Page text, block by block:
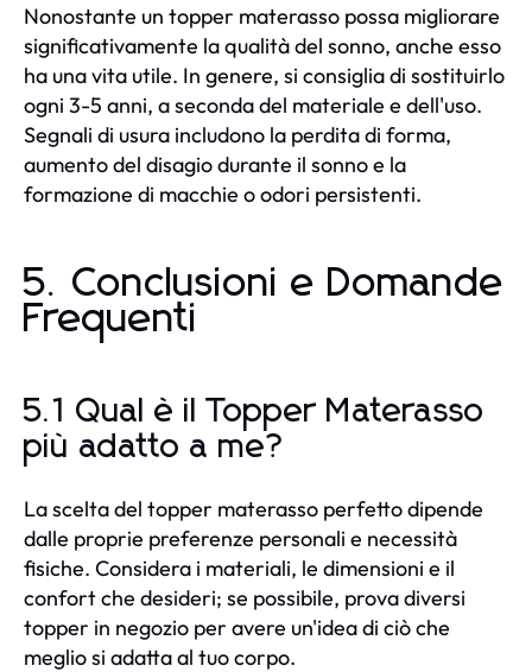
Nonostante un topper materasso possa migliorare
significativamente la qualità del sonno, anche esso
ha una vita utile. In genere, si consiglia di sostituirlo
ogni 3-5 anni, a seconda del materiale e dell'uso.
Segnali di usura includono la perdita di forma,
aumento del disagio durante il sonno e la
formazione di macchie o odori persistenti.
5. Conclusioni e Domande
Frequenti
5.1 Qual è il Topper Materasso
più adatto a me?
La scelta del topper materasso perfetto dipende
dalle proprie preferenze personali e necessità
fisiche. Considera i materiali, le dimensioni e il
confort che desideri; se possibile, prova diversi
topper in negozio per avere un'idea di ciò che
meglio si adatta al tuo corpo.